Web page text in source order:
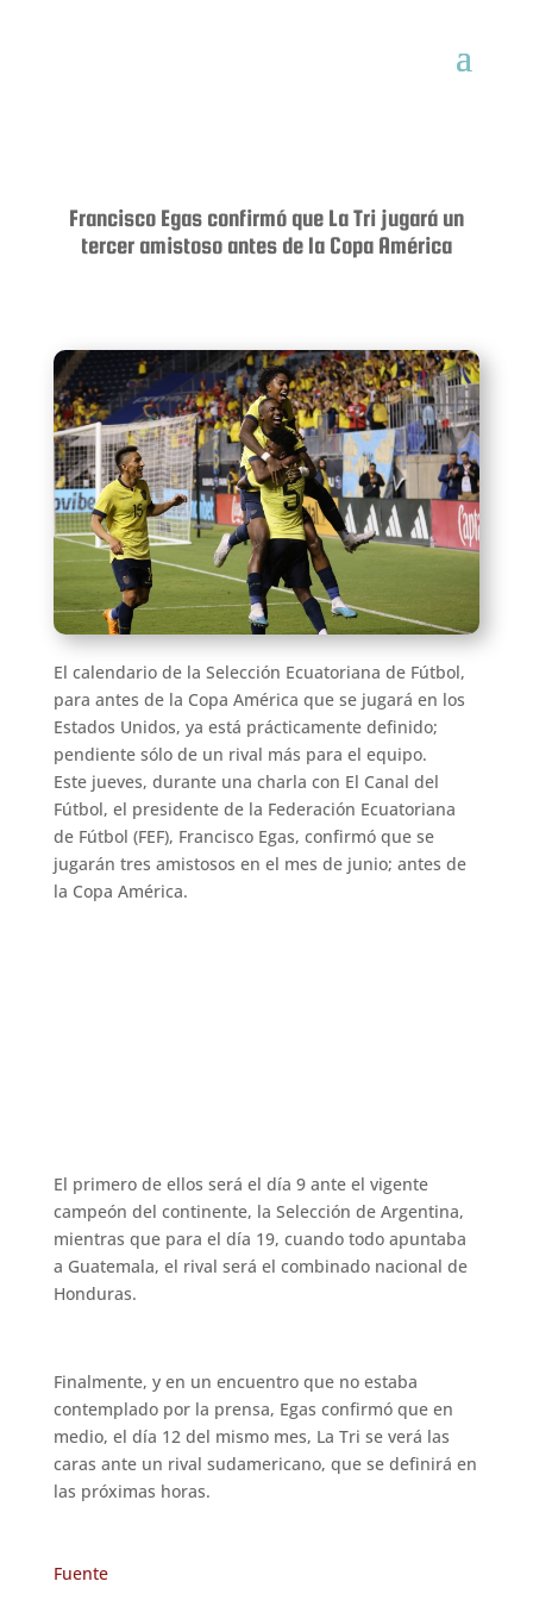
Francisco Egas confirmó que La Tri jugará un
tercer amistoso antes de la Copa América
El calendario de la Selección Ecuatoriana de Fútbol,
para antes de la Copa América que se jugará en los
Estados Unidos, ya está prácticamente definido;
pendiente sólo de un rival más para el equipo.
Este jueves, durante una charla con El Canal del
Fútbol, el presidente de la Federación Ecuatoriana
de Fútbol (FEF), Francisco Egas, confirmó que se
jugarán tres amistosos en el mes de junio; antes de
la Copa América.
El primero de ellos será el día 9 ante el vigente
campeón del continente, la Selección de Argentina,
mientras que para el día 19, cuando todo apuntaba
a Guatemala, el rival será el combinado nacional de
Honduras.
Finalmente, y en un encuentro que no estaba
contemplado por la prensa, Egas confirmó que en
medio, el día 12 del mismo mes, La Tri se verá las
caras ante un rival sudamericano, que se definirá en
las próximas horas.
Fuente